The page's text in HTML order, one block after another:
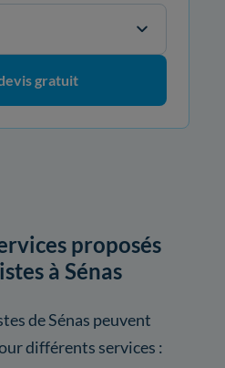
gratuit
proposés
à Sénas
de Sénas peuvent
différents services :